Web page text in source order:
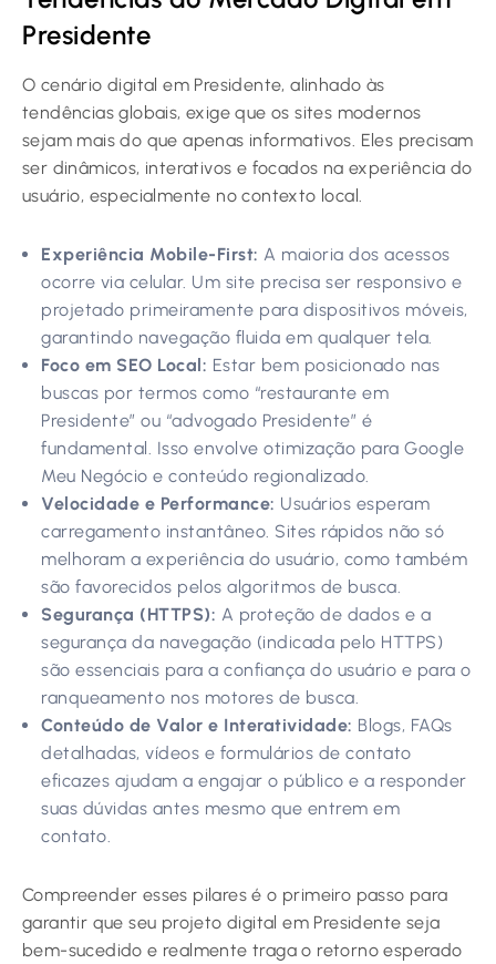
Presidente
O cenário digital em Presidente, alinhado às
tendências globais, exige que os sites modernos
sejam mais do que apenas informativos. Eles precisam
ser dinâmicos, interativos e focados na experiência do
usuário, especialmente no contexto local.
Experiência Mobile-First: A maioria dos acessos
ocorre via celular. Um site precisa ser responsivo e
projetado primeiramente para dispositivos móveis,
garantindo navegação fluida em qualquer tela.
Foco em SEO Local: Estar bem posicionado nas
buscas por termos como “restaurante em
Presidente” ou “advogado Presidente” é
fundamental. Isso envolve otimização para Google
Meu Negócio e conteúdo regionalizado.
Velocidade e Performance: Usuários esperam
carregamento instantâneo. Sites rápidos não só
melhoram a experiência do usuário, como também
são favorecidos pelos algoritmos de busca.
Segurança (HTTPS): A proteção de dados e a
segurança da navegação (indicada pelo HTTPS)
são essenciais para a confiança do usuário e para o
ranqueamento nos motores de busca.
Conteúdo de Valor e Interatividade: Blogs, FAQs
detalhadas, vídeos e formulários de contato
eficazes ajudam a engajar o público e a responder
suas dúvidas antes mesmo que entrem em
contato.
Compreender esses pilares é o primeiro passo para
garantir que seu projeto digital em Presidente seja
bem-sucedido e realmente traga o retorno esperado